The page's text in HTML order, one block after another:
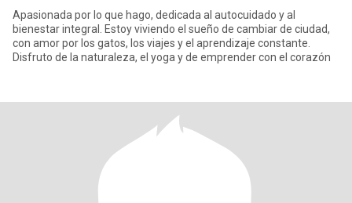
Apasionada por lo que hago, dedicada al autocuidado y al
bienestar integral. Estoy viviendo el sueño de cambiar de ciudad,
con amor por los gatos, los viajes y el aprendizaje constante.
Disfruto de la naturaleza, el yoga y de emprender con el corazón